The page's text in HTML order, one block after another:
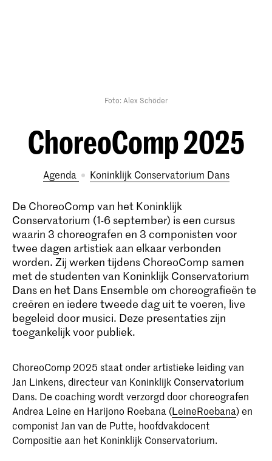
Foto: Alex Schöder
ChoreoComp 2025
Agenda Koninklijk Conservatorium Dans
De ChoreoComp van het Koninklijk
Conservatorium (1-6 september) is een cursus
waarin 3 choreografen en 3 componisten voor
twee dagen artistiek aan elkaar verbonden
worden. Zij werken tijdens ChoreoComp samen
met de studenten van Koninklijk Conservatorium
Dans en het Dans Ensemble om choreografieën te
creëren en iedere tweede dag uit te voeren, live
begeleid door musici. Deze presentaties zijn
toegankelijk voor publiek.
ChoreoComp 2025 staat onder artistieke leiding van
Jan Linkens, directeur van Koninklijk Conservatorium
Dans. De coaching wordt verzorgd door choreografen
Andrea Leine en Harijono Roebana (LeineRoebana) en
componist Jan van de Putte, hoofdvakdocent
Compositie aan het Koninklijk Conservatorium.